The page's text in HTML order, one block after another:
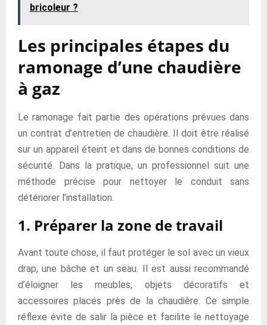
bricoleur ?
Les principales étapes du
ramonage d’une chaudière
à gaz
Le ramonage fait partie des opérations prévues dans
un contrat d’entretien de chaudière. Il doit être réalisé
sur un appareil éteint et dans de bonnes conditions de
sécurité. Dans la pratique, un professionnel suit une
méthode précise pour nettoyer le conduit sans
détériorer l’installation.
1. Préparer la zone de travail
Avant toute chose, il faut protéger le sol avec un vieux
drap, une bâche et un seau. Il est aussi recommandé
d’éloigner les meubles, objets décoratifs et
accessoires placés près de la chaudière. Ce simple
réflexe évite de salir la pièce et facilite le nettoyage